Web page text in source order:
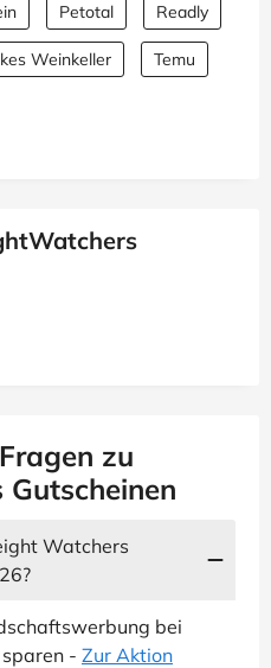
Petotal Readly
Weinkeller Temu
zu
Watchers
bei
- Zur Aktion